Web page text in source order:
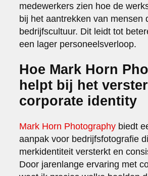
medewerkers zien hoe de
bij het aantrekken van mensen
bedrijfscultuur. Dit leidt tot
een lager personeelsverloop.
Hoe Mark Horn
helpt bij het
corporate identity
Mark Horn Photography biedt
aanpak voor bedrijfsfotografie
merkidentiteit versterkt en
Door jarenlange ervaring met